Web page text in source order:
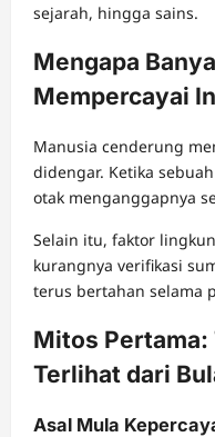
sejarah, hingga sains.
Mengapa
Mempercayai
Manusia cenderung
didengar. Ketika
otak menganggapnya
Selain itu, faktor
kurangnya verifikasi
terus bertahan selama
Mitos Pertama:
Terlihat dari
Asal Mula